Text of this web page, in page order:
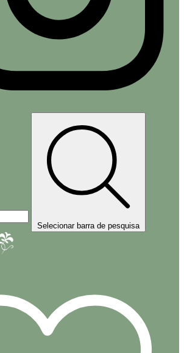
Selecionar barra de pesquisa